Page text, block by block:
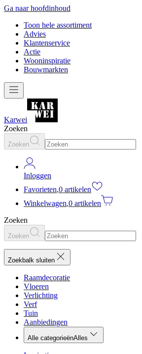
Ga naar hoofdinhoud
Toon hele assortiment
Advies
Klantenservice
Actie
Wooninspiratie
Bouwmarkten
Karwei
Zoeken
Zoeken
Inloggen
Favorieten,0 artikelen
Winkelwagen,0 artikelen
Zoeken
Zoeken
Zoekbalk sluiten
Raamdecoratie
Vloeren
Verlichting
Verf
Tuin
Aanbiedingen
Alle categorieënAlles